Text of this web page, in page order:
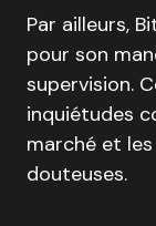
Par ailleurs,
pour son
supervision.
inquiétudes
marché et
douteuses.